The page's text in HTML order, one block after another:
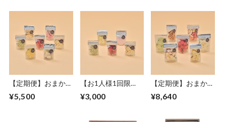
【定期便】おまかせ
セット【1カ月に7
¥5,500
【お1人様1回限
¥3,000
【定期便】おまかせ
ト【1カ月に7袋】
¥8,640